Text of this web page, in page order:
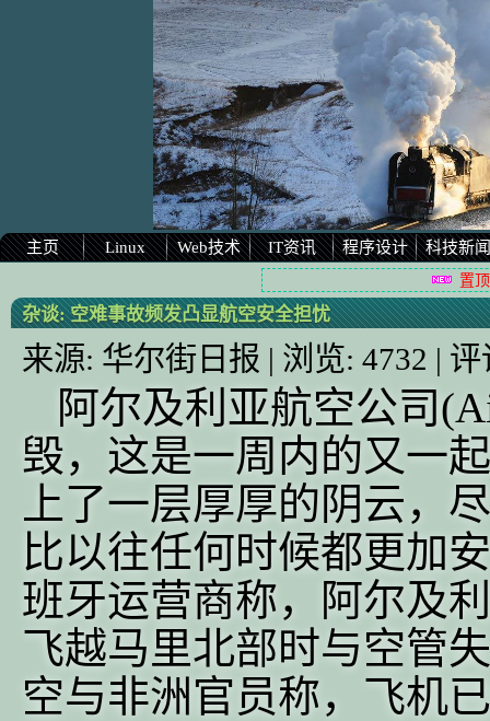
主页 Linux Web技术 IT资讯 程序设计 科技新闻
置
杂谈:空难事故频发凸显航空安全担忧
来源: 华尔街日报 | 浏览: 4732 |
阿尔及利亚航空公司
毁，这是一周内的又一
上了一层厚厚的阴云，
比以往任何时候都更加
班牙运营商称，阿尔及
飞越马里北部时与空管
空与非洲官员称，飞机